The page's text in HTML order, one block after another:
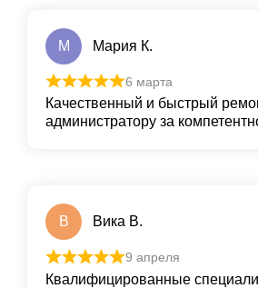
М Мария К.
6 марта
Качественный и быстрый
администратору за
В Вика В.
9 апреля
Квалифицированные